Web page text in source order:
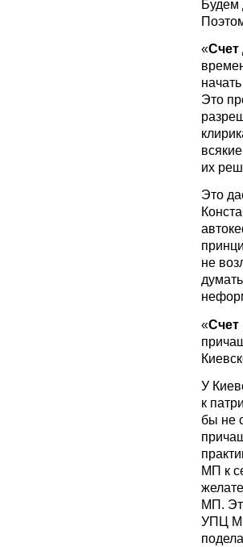
Будем
«Счет
Это
их
Это
не
«Счет
У
к
бы не
МП к
МП.
УПЦ